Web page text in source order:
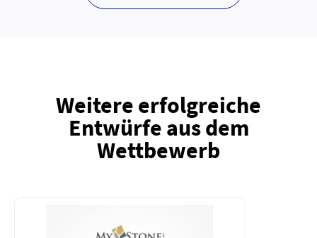
Weitere erfolgreiche
Entwürfe aus dem
Wettbewerb